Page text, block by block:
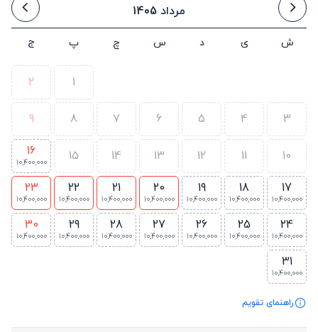
مرداد 1405
ش ی د س چ پ ج
1
2
3
4
5
6
7
8
9
10
11
12
13
14
15
16
10,400,000
17
10,400,000
18
10,400,000
19
10,400,000
20
10,400,000
21
10,400,000
22
10,400,000
23
10,400,000
24
10,400,000
25
10,400,000
26
10,400,000
27
10,400,000
28
10,400,000
29
10,400,000
30
10,400,000
31
10,400,000
راهنمای تقویم